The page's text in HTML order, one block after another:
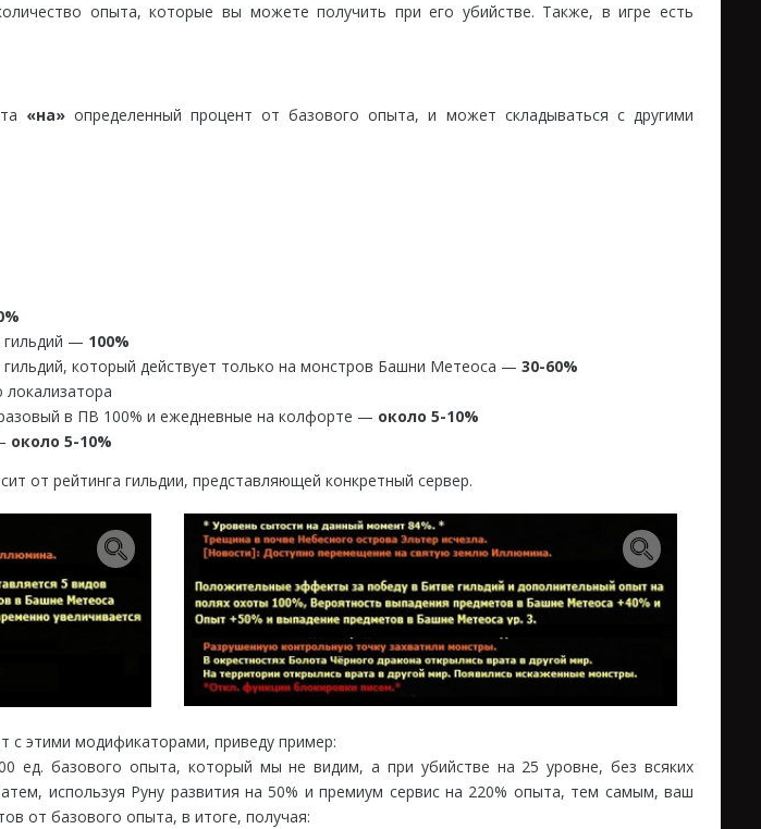
опыта, которые вы можете получить при его убийстве. Также, в игре есть
«на»определенный процент от базового опыта, и может складываться с другими
— 100%
который действует только на монстров Башни Метеоса — 30-60%
в ПВ 100% и ежедневные на колфорте — около 5-10%
около 5-10%
от рейтинга гильдии, представляющей конкретный сервер.
с этими модификаторами, приведу пример:
ед. базового опыта, который мы не видим, а при убийстве на 25 уровне, без всяких
используя Руну развития на 50% и премиум сервис на 220% опыта, тем самым, ваш
от базового опыта, в итоге, получая: